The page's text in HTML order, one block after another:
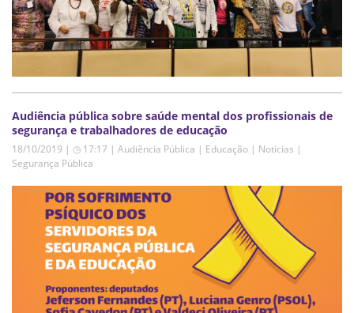
Audiência pública sobre saúde mental dos profissionais de
segurança e trabalhadores de educação
18/10/2019 | ◷ 17:17 | Audiência Pública | Educação | Notícias |
Segurança Pública